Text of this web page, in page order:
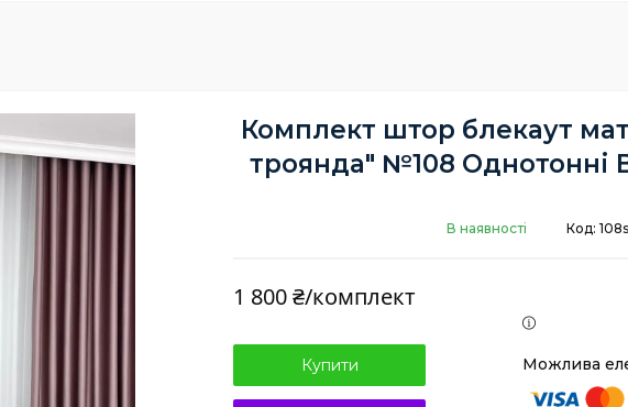
Комплект штор блекаут
троянда" №108 Однотонні
В наявності Код:
1 800 ₴/комплект
Купити